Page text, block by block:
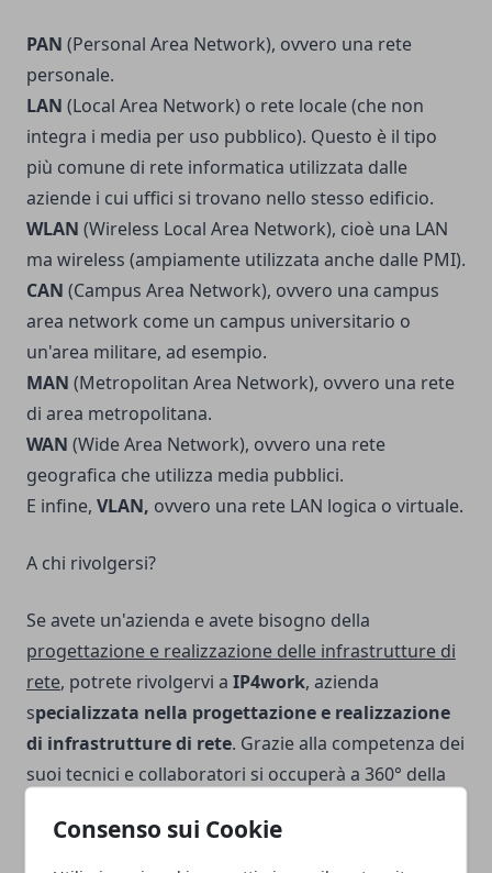
Consenso sui Cookie
PAN (Personal Area Network), ovvero una rete
personale.
LAN (Local Area Network) o rete locale (che non
integra i media per uso pubblico). Questo è il tipo
più comune di rete informatica utilizzata dalle
aziende i cui uffici si trovano nello stesso edificio.
WLAN (Wireless Local Area Network), cioè una LAN
ma wireless (ampiamente utilizzata anche dalle PMI).
CAN (Campus Area Network), ovvero una campus
area network come un campus universitario o
un'area militare, ad esempio.
MAN (Metropolitan Area Network), ovvero una rete
di area metropolitana.
WAN (Wide Area Network), ovvero una rete
geografica che utilizza media pubblici.
E infine, VLAN, ovvero una rete LAN logica o virtuale.
A chi rivolgersi?
Se avete un'azienda e avete bisogno della
progettazione e realizzazione delle infrastrutture di
rete, potrete rivolgervi a IP4work, azienda
specializzata nella progettazione e realizzazione
di infrastrutture di rete. Grazie alla competenza dei
suoi tecnici e collaboratori si occuperà a 360° della